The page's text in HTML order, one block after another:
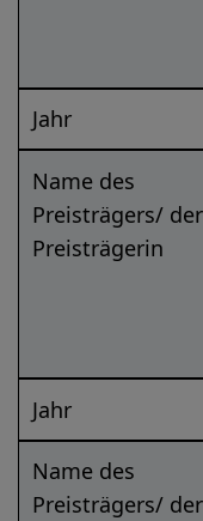
Jahr
Name des
Preisträgers/ der
Preisträgerin
Jahr
Name des
Preisträgers/ der